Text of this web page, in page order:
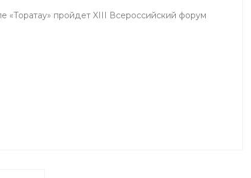
«Торатау» пройдет XIII Всероссийский форум